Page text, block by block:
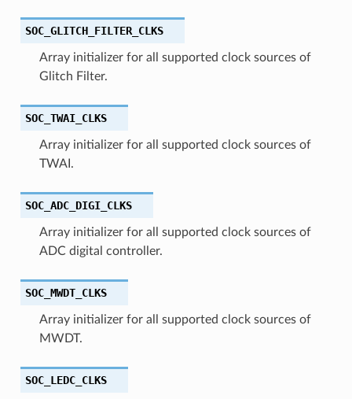
SOC_GLITCH_FILTER_CLKS
Array initializer for all supported clock sources of
Glitch Filter.
SOC_TWAI_CLKS
Array initializer for all supported clock sources of
TWAI.
SOC_ADC_DIGI_CLKS
Array initializer for all supported clock sources of
ADC digital controller.
SOC_MWDT_CLKS
Array initializer for all supported clock sources of
MWDT.
SOC_LEDC_CLKS